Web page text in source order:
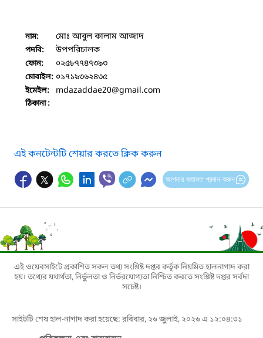
নাম: মোঃ আবুল কালাম আজাদ
পদবি: উপপরিচালক
ফোন: ০২৫৮৭৭৪৭৩৯৩
মোবাইল: ০১৭১৯৩৬২৪৩৫
ইমেইল: mdazaddae20@gmail.com
ঠিকানা :
এই কনটেন্টটি শেয়ার করতে ক্লিক করুন
আপনার মতামত প্রদান করুন
এই ওয়েবসাইটে প্রকাশিত সকল তথ্য সংশ্লিষ্ট দপ্তর কর্তৃক নিয়মিত হালনাগাদ করা
হয়। তথ্যের যথার্থতা, নির্ভুলতা ও নির্ভরযোগ্যতা নিশ্চিত করতে সংশ্লিষ্ট দপ্তর সর্বদা
সচেষ্ট।
সাইটটি শেষ হাল-নাগাদ করা হয়েছে: রবিবার, ২৬ জুলাই, ২০২৬ এ ১২:০৪:৩১